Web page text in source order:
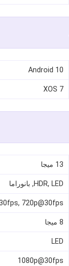
Android 10
XOS 7
13 ميجا
HDR, LED, بانوراما
720p@30fps
8 ميجا
LED
1080p@30fps